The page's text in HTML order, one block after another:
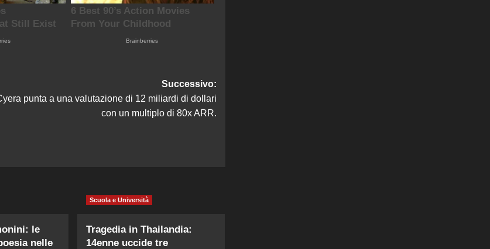
Successivo:
punta a una valutazione di 12 miliardi di dollari
con un multiplo di 80x ARR.
le
nelle
Scuola e Università
Tragedia in Thailandia:
14enne uccide tre